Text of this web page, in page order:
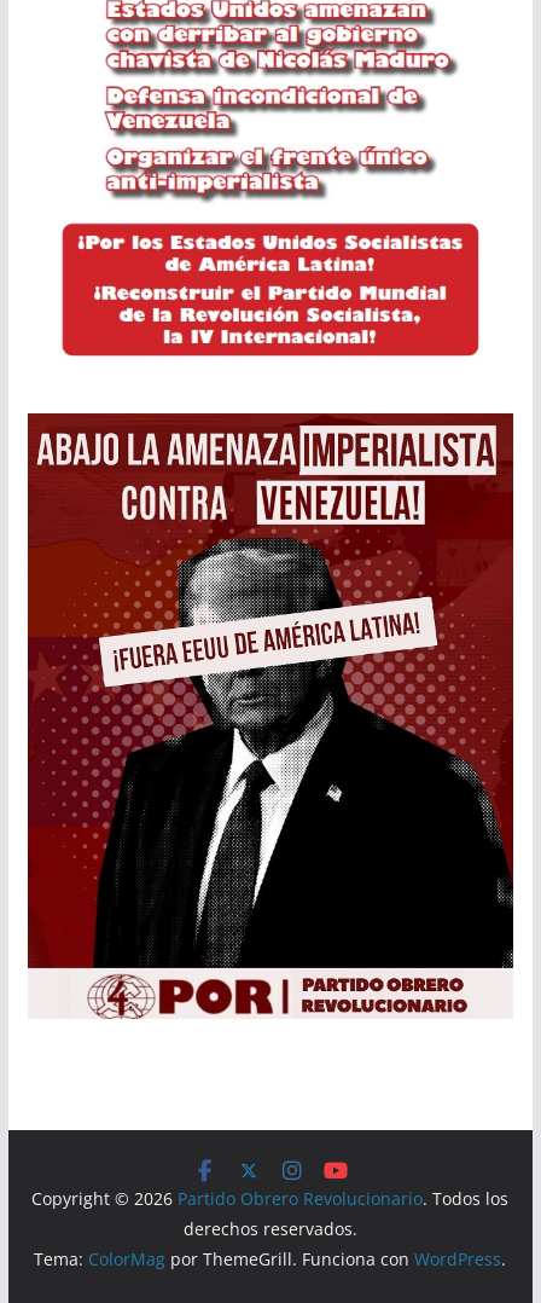
Copyright © 2026 Partido Obrero Revolucionario. Todos los
derechos reservados.
Tema: ColorMag por ThemeGrill. Funciona conWordPress.